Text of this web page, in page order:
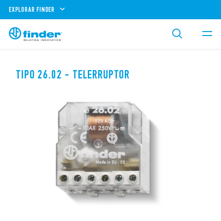
EXPLORAR FINDER
TIPO 26.02 - TELERRUPTOR